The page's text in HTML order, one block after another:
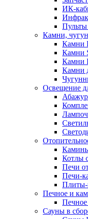
ИК-
Камни,
Камни
Камни
Камни
Камни
Освещение
Котлы
Печи
Печи-
Печное и
Сауны в